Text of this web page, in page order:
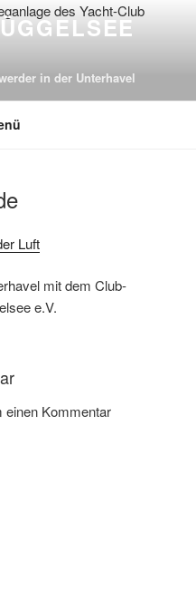
in der Unterhavel
mit dem Club-
e.V.
einen Kommentar